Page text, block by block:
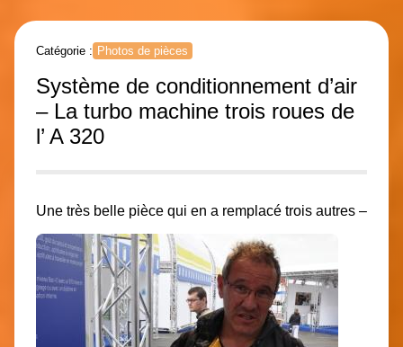
Catégorie : Photos de pièces
Système de conditionnement d’air
– La turbo machine trois roues de
l’ A 320
Une très belle pièce qui en a remplacé trois autres –